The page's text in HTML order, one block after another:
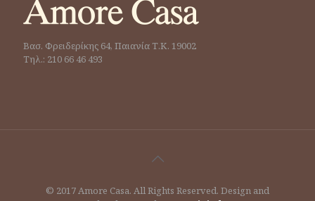
Βασ. Φρειδερίκης 64, Παιανία Τ.Κ. 19002
Τηλ.: 210 66 46 493
© 2017 Amore Casa. All Rights Reserved. Design and